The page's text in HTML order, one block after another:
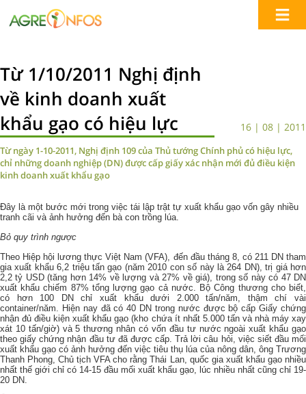
Từ 1/10/2011 Nghị định
về kinh doanh xuất
khẩu gạo có hiệu lực
16 | 08 | 2011
Từ ngày 1-10-2011, Nghị định 109 của Thủ tướng Chính phủ có hiệu lực,
chỉ những doanh nghiệp (DN) được cấp giấy xác nhận mới đủ điều kiện
kinh doanh xuất khẩu gạo
Đây là một bước mới trong việc tái lập trật tự xuất khẩu gạo vốn gây nhiều
tranh cãi và ảnh hưởng đến bà con trồng lúa.
Bỏ quy trình ngược
Theo Hiệp hội lương thực Việt Nam (VFA), đến đầu tháng 8, có 211 DN tham
gia xuất khẩu 6,2 triệu tấn gạo (năm 2010 con số này là 264 DN), trị giá hơn
2,2 tỷ USD (tăng hơn 14% về lượng và 27% về giá), trong số này có 47 DN
xuất khẩu chiếm 87% tổng lượng gạo cả nước. Bộ Công thương cho biết,
có hơn 100 DN chỉ xuất khẩu dưới 2.000 tấn/năm, thậm chí vài
container/năm. Hiện nay đã có 40 DN trong nước được bộ cấp Giấy chứng
nhận đủ điều kiện xuất khẩu gạo (kho chứa ít nhất 5.000 tấn và nhà máy xay
xát 10 tấn/giờ) và 5 thương nhân có vốn đầu tư nước ngoài xuất khẩu gạo
theo giấy chứng nhận đầu tư đã được cấp. Trả lời câu hỏi, việc siết đầu mối
xuất khẩu gạo có ảnh hưởng đến việc tiêu thụ lúa của nông dân, ông Trương
Thanh Phong, Chủ tịch VFA cho rằng Thái Lan, quốc gia xuất khẩu gạo nhiều
nhất thế giới chỉ có 14-15 đầu mối xuất khẩu gạo, lúc nhiều nhất cũng chỉ 19-
20 DN.